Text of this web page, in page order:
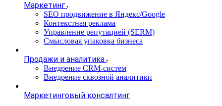
Маркетинг
SEO продвижение в Яндекс/Google
Контекстная реклама
Управление репутацией (SERM)
Смысловая упаковка бизнеса
Продажи и аналитика
Внедрение CRM-систем
Внедрение сквозной аналитики
Маркетинговый консалтинг